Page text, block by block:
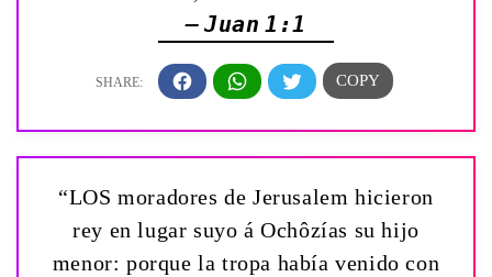
— Juan 1:1
“LOS moradores de Jerusalem hicieron
rey en lugar suyo á Ochôzías su hijo
menor: porque la tropa había venido con